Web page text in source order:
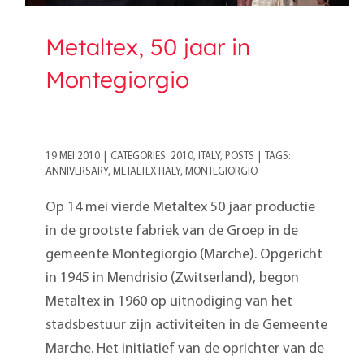
Metaltex, 50 jaar in
Montegiorgio
19 MEI 2010 CATEGORIES: 2010, ITALY, POSTS
TAGS:
ANNIVERSARY, METALTEX ITALY, MONTEGIORGIO
Op 14 mei vierde Metaltex 50 jaar productie
in de grootste fabriek van de Groep in de
gemeente Montegiorgio (Marche). Opgericht
in 1945 in Mendrisio (Zwitserland), begon
Metaltex in 1960 op uitnodiging van het
stadsbestuur zijn activiteiten in de Gemeente
Marche. Het initiatief van de oprichter van de